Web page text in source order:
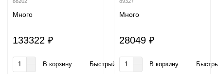
Много
133322 ₽
В корзину Быстрый заказ
Много
28049 ₽
В корзину